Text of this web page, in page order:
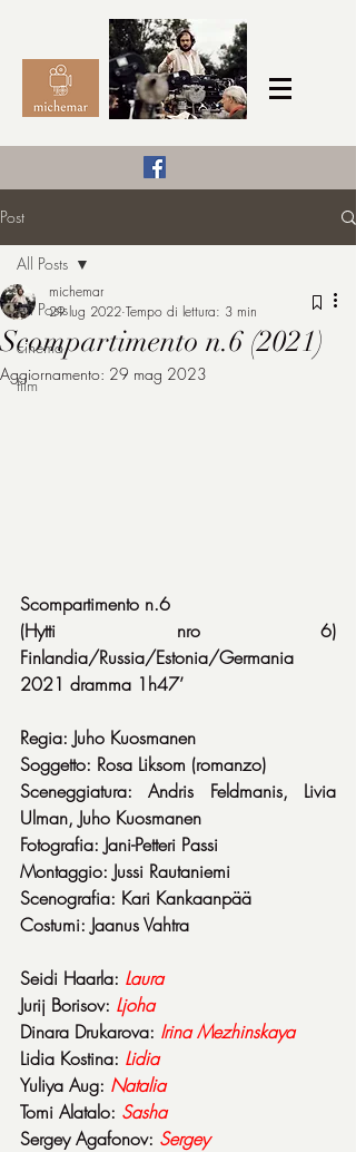
michemar
Post
All Posts
cinema
film
All Posts
Scompartimento n.6 (2021)
michemar
29 lug 2022 Tempo di lettura: 3 min
Aggiornamento: 29 mag 2023
Scompartimento n.6
(Hytti nro 6)
Finlandia/Russia/Estonia/Germania
2021 dramma 1h47’
Regia: Juho Kuosmanen
Soggetto: Rosa Liksom (romanzo)
Sceneggiatura: Andris Feldmanis, Livia
Ulman, Juho Kuosmanen
Fotografia: Jani-Petteri Passi
Montaggio: Jussi Rautaniemi
Scenografia: Kari Kankaanpää
Costumi: Jaanus Vahtra
Seidi Haarla: Laura
Jurij Borisov: Ljoha
Dinara Drukarova: Irina Mezhinskaya
Lidia Kostina: Lidia
Yuliya Aug: Natalia
Tomi Alatalo: Sasha
Sergey Agafonov: Sergey